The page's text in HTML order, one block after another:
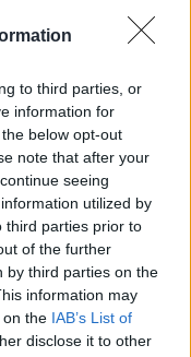
to third parties, or
information for
below opt-out
note that after your
seeing
utilized by
third parties prior to
of the further
by third parties on the
information may
on the IAB’s List of
disclose it to other
πυρκαγιέ
με την
άμεσα,
οι